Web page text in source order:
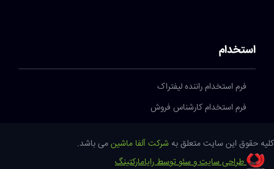
استخدام
فرم استخدام راننده لیفتراک
فرم استخدام کارشناس فروش
کلیه حقوق این سایت متعلق به شرکت آلفا ماشینمی باشد.
طراحی سایت و سئو توسط رایامارکتینگ